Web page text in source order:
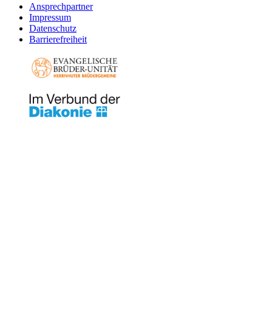
Ansprechpartner
Impressum
Datenschutz
Barrierefreiheit